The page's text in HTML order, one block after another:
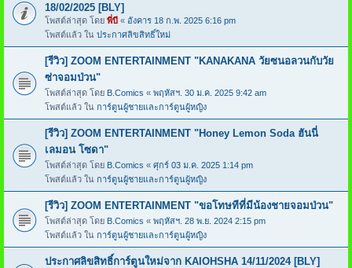
18/02/2025 [BLY]
โพสต์ล่าสุด โดย พี่บี « อังคาร 18 ก.พ. 2025 6:16 pm
โพสต์แล้ว ใน ประกาศลิขสิทธิ์ใหม่
[รีวิว] ZOOM ENTERTAINMENT "KANAKANA วัยซนอลวนกับวัย
ซ่าจอมป่วน"
โพสต์ล่าสุด โดย B.Comics « พฤหัสฯ. 30 ม.ค. 2025 9:42 am
โพสต์แล้ว ใน การ์ตูนผู้ชายและการ์ตูนผู้หญิง
[รีวิว] ZOOM ENTERTAINMENT "Honey Lemon Soda ฮันนี่
เลมอน โซดา"
โพสต์ล่าสุด โดย B.Comics « ศุกร์ 03 ม.ค. 2025 1:14 pm
โพสต์แล้ว ใน การ์ตูนผู้ชายและการ์ตูนผู้หญิง
[รีวิว] ZOOM ENTERTAINMENT "ขอโทษทีที่มีน้องชายจอมป่วน"
โพสต์ล่าสุด โดย B.Comics « พฤหัสฯ. 28 พ.ย. 2024 2:15 pm
โพสต์แล้ว ใน การ์ตูนผู้ชายและการ์ตูนผู้หญิง
ประกาศลิขสิทธิ์การ์ตูนใหม่จาก KAIOHSHA 14/11/2024 [BLY]